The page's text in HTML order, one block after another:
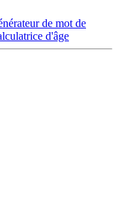
de mot de
d'âge